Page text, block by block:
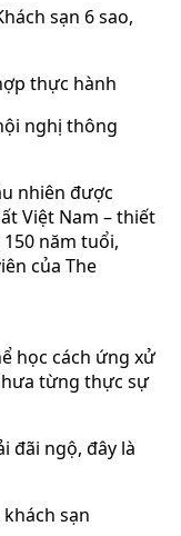
sạn 6 sao,
thực hành
nghị thông
nhiên được
Việt Nam – thiết
năm tuổi,
của The
học cách ứng xử
từng thực sự
đãi ngộ, đây là
sạn